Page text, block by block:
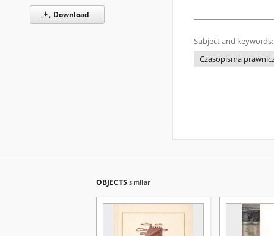
Download
Subject and keywords:
Czasopisma
OBJECTS similar